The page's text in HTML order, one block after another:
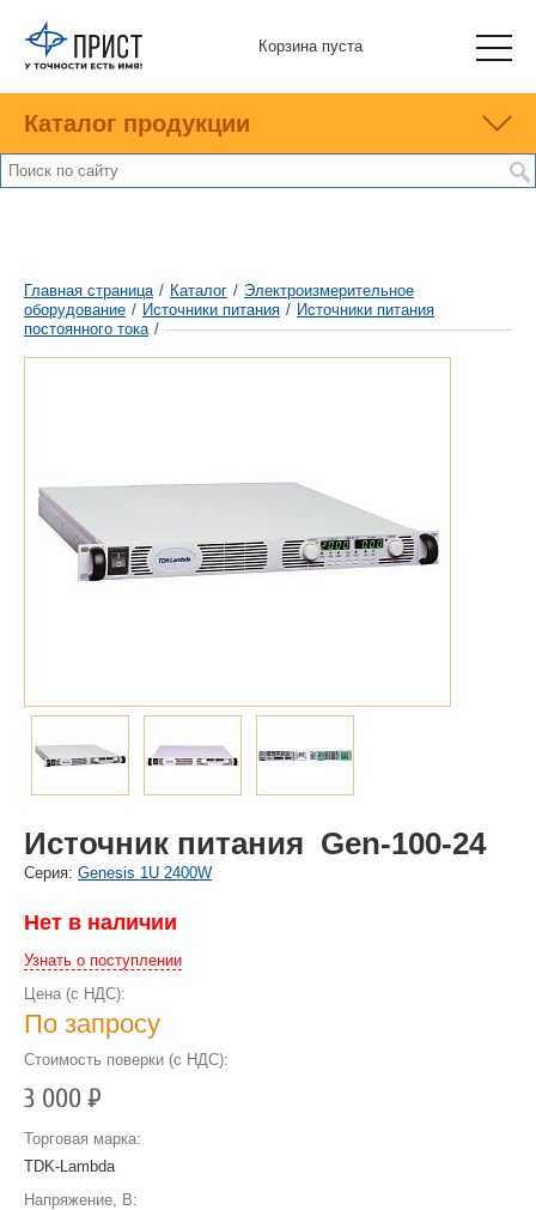
Корзина пуста
Каталог продукции
Главная страница / Каталог / Электроизмерительное
оборудование / Источники питания / Источники питания
постоянного тока /
Источник питания Gen-100-24
Cерия: Genesis 1U 2400W
Нет в наличии
Узнать о поступлении
Цена (с НДС):
По запросу
Стоимость поверки (с НДС):
3 000Р
Торговая марка:
TDK-Lambda
Напряжение, В: